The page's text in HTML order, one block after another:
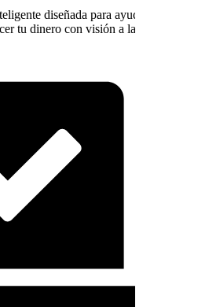
diseñada para ayudarte a
tu dinero con visión a largo plazo.